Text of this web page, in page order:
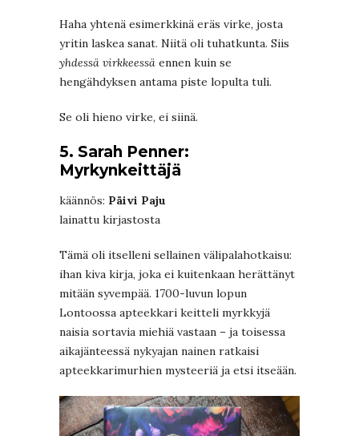
Haha yhtenä esimerkkinä eräs virke, josta
yritin laskea sanat. Niitä oli tuhatkunta. Siis
yhdessä virkkeessä ennen kuin se
hengähdyksen antama piste lopulta tuli.
Se oli hieno virke, ei siinä.
5. Sarah Penner:
Myrkynkeittäjä
käännös: Päivi Paju
lainattu kirjastosta
Tämä oli itselleni sellainen välipalahotkaisu:
ihan kiva kirja, joka ei kuitenkaan herättänyt
mitään syvempää. 1700-luvun lopun
Lontoossa apteekkari keitteli myrkkyjä
naisia sortavia miehiä vastaan – ja toisessa
aikajänteessä nykyajan nainen ratkaisi
apteekkarimurhien mysteeriä ja etsi itseään.